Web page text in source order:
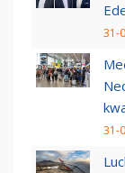
31-
31-